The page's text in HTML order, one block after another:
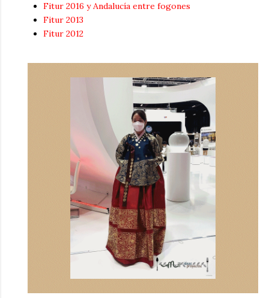
Fitur 2016 y Andalucía entre fogones
Fitur 2013
Fitur 2012